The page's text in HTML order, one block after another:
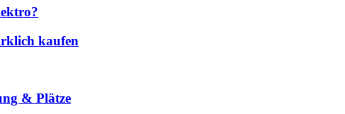
kaufen
& Plätze